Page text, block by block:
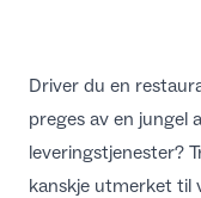
Driver du en
preges av en jungel
leveringstjenester?
kanskje utmerket til